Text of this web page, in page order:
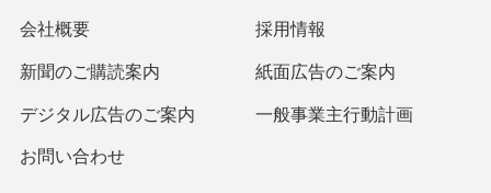
会社概要 採用情報
新聞のご購読案内 紙面広告のご案内
デジタル広告のご案内 一般事業主行動計画
お問い合わせ